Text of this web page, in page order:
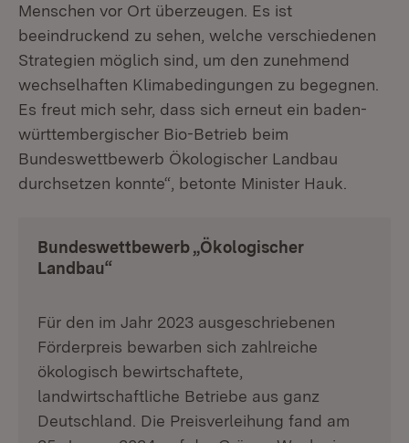
Menschen vor Ort überzeugen. Es ist
beeindruckend zu sehen, welche verschiedenen
Strategien möglich sind, um den zunehmend
wechselhaften Klimabedingungen zu begegnen.
Es freut mich sehr, dass sich erneut ein baden-
württembergischer Bio-Betrieb beim
Bundeswettbewerb Ökologischer Landbau
durchsetzen konnte“, betonte Minister Hauk.
Bundeswettbewerb „Ökologischer
Landbau“
Für den im Jahr 2023 ausgeschriebenen
Förderpreis bewarben sich zahlreiche
ökologisch bewirtschaftete,
landwirtschaftliche Betriebe aus ganz
Deutschland. Die Preisverleihung fand am